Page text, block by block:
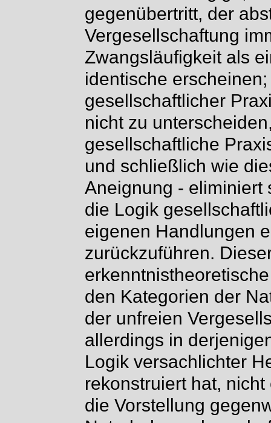
gegenübertritt, der
Vergesellschaftung
Zwangsläufigkeit als
identische
gesellschaftlicher
nicht zu
gesellschaftliche
und schließlich wie
Aneignung - eliminiert
die Logik
eigenen Handlungen
zurückzuführen.
den Kategorien der
der unfreien
allerdings in
Logik versachlichter
rekonstruiert hat,
die Vorstellung